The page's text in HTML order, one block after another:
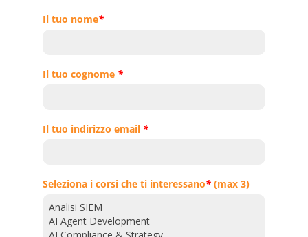
Il tuo nome*
Il tuo cognome *
Il tuo indirizzo email *
Seleziona i corsi che ti interessano* (max 3)